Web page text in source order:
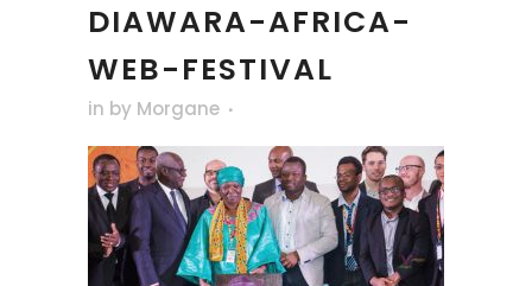
DIAWARA-AFRICA-
WEB-FESTIVAL
in by Morgane